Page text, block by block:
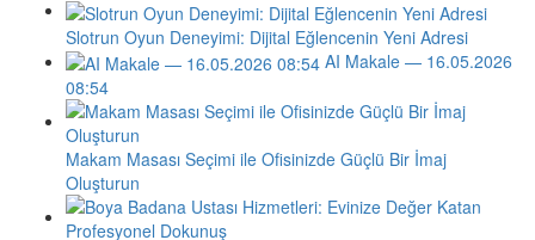
Slotrun Oyun Deneyimi: Dijital Eğlencenin Yeni Adresi
AI Makale — 16.05.2026
08:54
Makam Masası Seçimi ile Ofisinizde Güçlü Bir İmaj
Oluşturun